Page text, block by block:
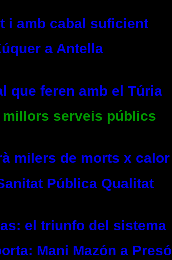
i amb cabal suficient
a Antella
que feren amb el Túria
serveis públics
milers de morts x calor
Pública Qualitat
el triunfo del sistema
Mani Mazón a Presó